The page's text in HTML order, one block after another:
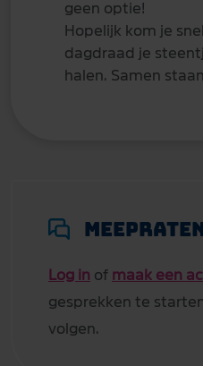
geen optie!
Hopelijk kom je
dagdraad je
halen. Samen
Log in of maak een
gesprekken te
volgen.